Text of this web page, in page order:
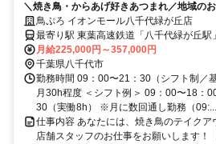
＼焼き鳥・からあげ好きあつまれ／地域の
に働きませんか？
鳥ぷろ イオンモール八千代緑が丘店
最寄り駅 東葉高速鉄道「八千代緑が丘駅」 アクセス 東葉高速鉄
「八千代緑が丘駅」南口直結
月給225,000円～357,000円
千葉県八千代市
勤務時間 09：00〜21：30（シフト制／
月30h程度 ＜シフト例＞ 09：00〜18：
30（実働8h） ※月に数回通し勤務（09:...
仕事内容 あなたには、焼き鳥のテイクア
店舗スタッフのお仕事をお願いします